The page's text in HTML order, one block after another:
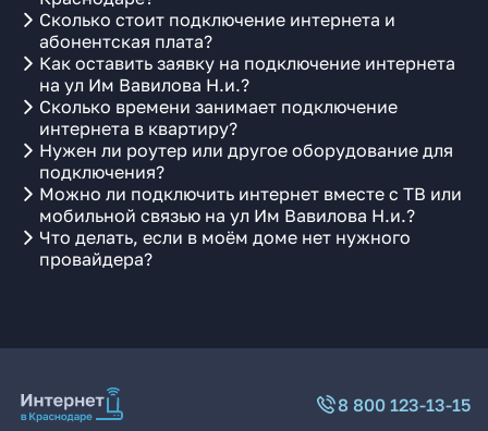
Сколько стоит подключение интернета и
абонентская плата?
Как оставить заявку на подключение интернета
на ул Им Вавилова Н.и.?
Сколько времени занимает подключение
интернета в квартиру?
Нужен ли роутер или другое оборудование для
подключения?
Можно ли подключить интернет вместе с ТВ или
мобильной связью на ул Им Вавилова Н.и.?
Что делать, если в моём доме нет нужного
провайдера?
8 800 123-13-15